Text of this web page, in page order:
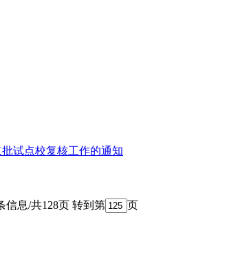
试点校复核工作的通知
信息/共128页 转到第 页